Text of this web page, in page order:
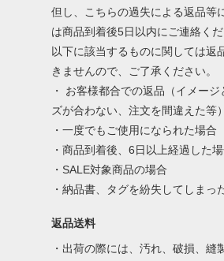
但し、こちらの過失による返品等
は商品到着後5日以内にご連絡くだ
以下に該当するものに関しては返
きませんので、ご了承ください。
・ お客様都合での返品（イメージ
ズが合わない、注文を間違えた等）
・一度でもご使用になられた場合
・商品到着後、6日以上経過した
・SALE対象商品の場合
・納品書、タグを紛失してしまっ
返品送料
・出荷の際には、汚れ、破損、縫